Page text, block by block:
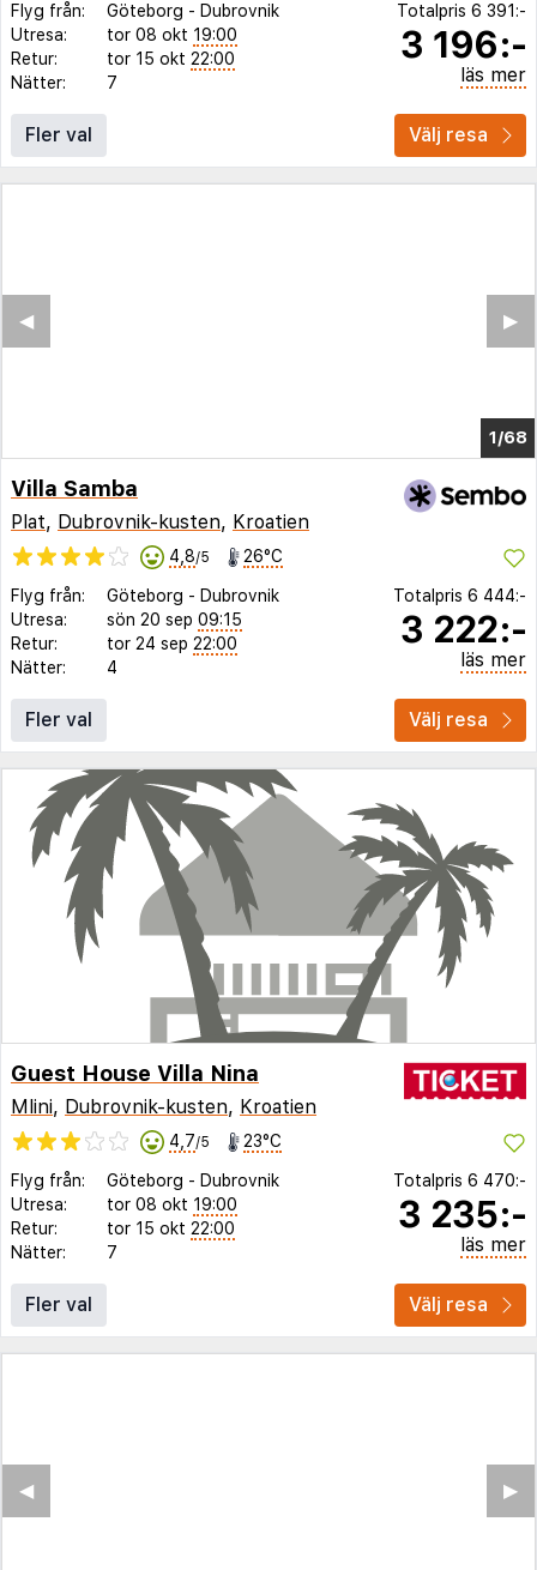
Flyg från: Göteborg - Dubrovnik
Utresa:
tor 08 okt 19:00
Retur:
tor 15 okt 22:00
Nätter:
7
Totalpris 6 391:-
3 196:-
läs mer
Fler val Välj resa
1/64
▶︎
◀︎
Villa Samba
Plat, Dubrovnik-kusten, Kroatien
4,8/5 26°C
Flyg från: Göteborg - Dubrovnik
Utresa:
sön 20 sep 09:15
Retur:
tor 24 sep 22:00
Nätter:
4
Totalpris 6 444:-
3 222:-
läs mer
Fler val Välj resa
Guest House Villa Nina
Mlini, Dubrovnik-kusten, Kroatien
4,7/5 23°C
Flyg från: Göteborg - Dubrovnik
Utresa:
tor 08 okt 19:00
Retur:
tor 15 okt 22:00
Nätter:
7
Totalpris 6 470:-
3 235:-
läs mer
Fler val Välj resa
▶︎
◀︎